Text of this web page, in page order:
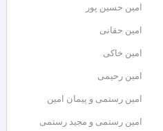
امین حسین پور
امین حقانی
امین خاکی
امین رحیمی
امین رستمی و پیمان امین
امین رستمی و مجید رستمی